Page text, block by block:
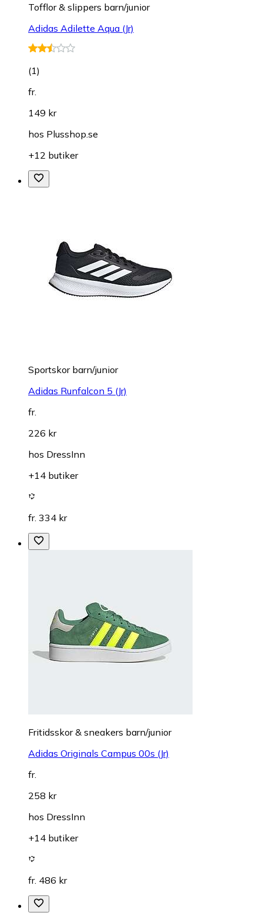
Tofflor & slippers barn/junior
Adidas Adilette Aqua (Jr)
(1)
fr.
149 kr
hos Plusshop.se
+12 butiker
Sportskor barn/junior
Adidas Runfalcon 5 (Jr)
fr.
226 kr
hos DressInn
+14 butiker
fr. 334 kr
Fritidsskor & sneakers barn/junior
Adidas Originals Campus 00s (Jr)
fr.
258 kr
hos DressInn
+14 butiker
fr. 486 kr